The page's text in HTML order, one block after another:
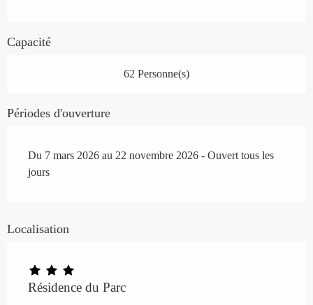
Capacité
62 Personne(s)
Périodes d'ouverture
Du 7 mars 2026 au 22 novembre 2026 - Ouvert tous les
jours
Localisation
Résidence du Parc